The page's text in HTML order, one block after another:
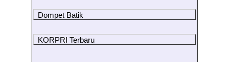
Dompet Batik
KORPRI Terbaru